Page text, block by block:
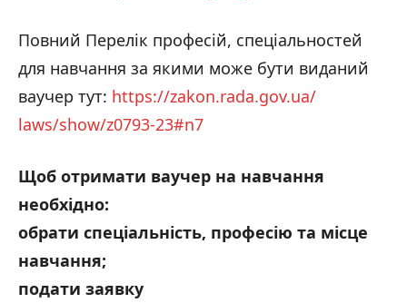
Повний Перелік професій, спеціальностей
для навчання за якими може бути виданий
ваучер тут: https://zakon.rada.gov.ua/
laws/show/z0793-23#n7
Щоб отримати ваучер на навчання
необхідно:
обрати спеціальність, професію та місце
навчання;
подати заявку